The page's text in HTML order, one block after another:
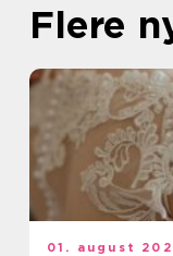
Flere
01. august